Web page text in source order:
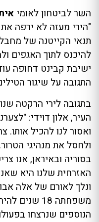
השר לביטחון לאומי
"הירי מעזה לא ירפה
תנאי הקייטנה של
להיכנס לתוך האגפים
ישיבת קבינט דחופה
התגובה על שיגור
בתגובה לירי הרקטה
העיר, אלון דוידי:
ואסור לנו להכיל
ולחסל את מנהיגי
בסוריה ובאיראן, אנו
האזרחית שלנו היא
ונלך לאורם של אלה
משפחתה 18
הנוספים שנרצחו